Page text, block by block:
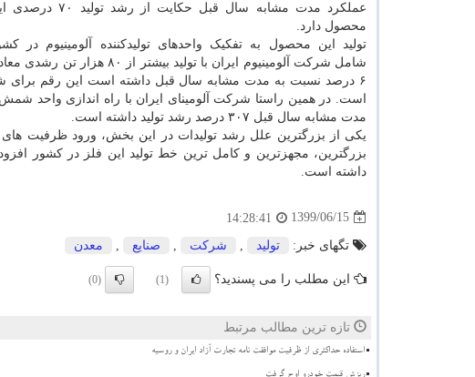
عملکرد مدت مشابه سال قبل حکایت از رشد تولید ۷۰
محصول دارد.
تولید این محصول به تفکیک واحدهای تولیدکننده آلومینیوم در
شامل شرکت آلومینیوم ایران با تولید بیشتر از ۸۰ هزار تن
مدت مشابه سال قبل ۳۰۷ درصد رشد تولید داشته است.
یکی از بزرگترین علل رشد تولیدات در این بخش، ورود ظرفیت های
داشته است.
1399/06/15
14:28:41
تگهای خبر: تولید شركت صنایع معدن
این مطلب را می پسندید؟ (1)
(0)
تازه ترین مطالب مرتبط
استفاده حداکثری از ظرفیت موافقت نامه تجارت آزاد ایران و روسیه